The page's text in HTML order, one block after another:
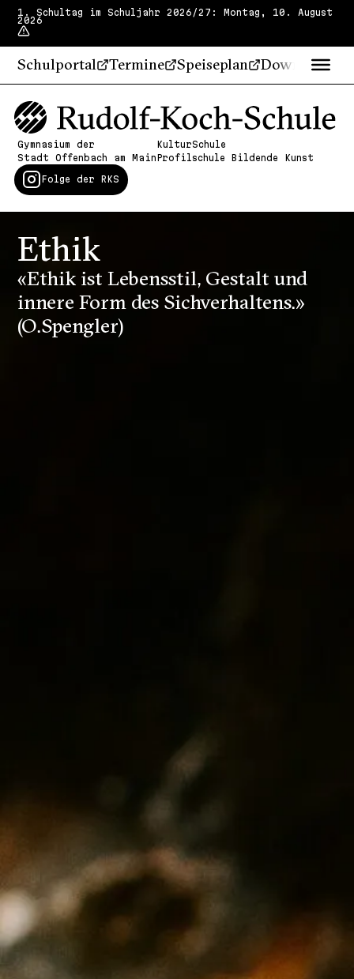
1. Schultag im Schuljahr 2026/27: Montag, 10. August
2026
Schulportal Termine Speiseplan Downloads
Gymnasium der
Stadt Offenbach am Main
KulturSchule
Profilschule Bildende Kunst
Folge der RKS
Ethik
«Ethik ist Lebensstil, Gestalt und
innere Form des Sichverhaltens.»
(O. Spengler)